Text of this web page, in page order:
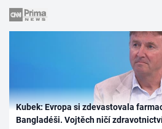
Kubek: Evropa si zdevastovala
Bangladéši. Vojtěch ničí